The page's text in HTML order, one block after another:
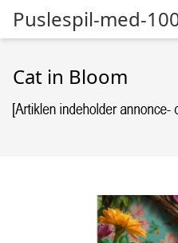
Puslespil-med-
Cat in Bloom